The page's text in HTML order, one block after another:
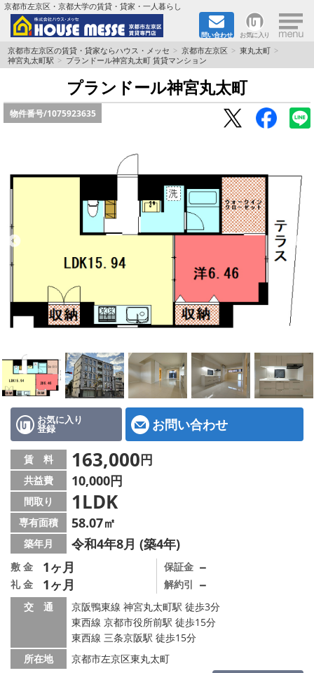
京都市左京区・京都大学の賃貸・貸家・一人暮らし
問い合わせ お気に入り ×
TOPページ
地図から検索
地域から検索
京都大学＆京都芸術大学生さんに
家族で住むならマンション？賃家？
一人暮らしの物件特集
ペット相談OKの賃貸！
特選物件
ハウスメーカー施工特集！
路線·駅から探す
IT重説について
スタッフ紹介
賃貸管理の北白川店
店舗情報·アクセス
会社概要
メールでお問い合わせ
京都市左京区の賃貸・貸家ならハウス・メッセ 京都市左京区
東丸太町
神宮丸太町駅
プランドール神宮丸太町 賃貸マンション
プランドール神宮丸太町
物件番号/1075923635
お気に入り
登録 お問い合わせ
賃 料 163,000円
共益費 10,000円
間取り 1LDK
専有面積 58.07㎡
築年月 令和4年8月 (築4年)
敷 金 1ヶ月
礼 金 1ヶ月
保証金 －
解約引 －
交 通
京阪鴨東線 神宮丸太町駅 徒歩3分
東西線 京都市役所前駅 徒歩15分
東西線 三条京阪駅 徒歩15分
所在地
京都市左京区東丸太町